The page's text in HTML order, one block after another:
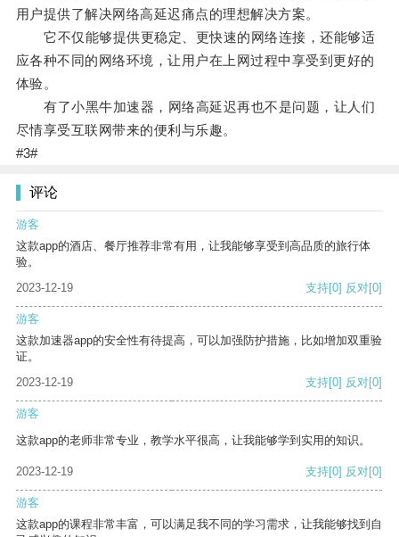
用户提供了解决网络高延迟痛点的理想解决方案。
它不仅能够提供更稳定、更快速的网络连接，还能够适
应各种不同的网络环境，让用户在上网过程中享受到更好的
体验。
有了小黑牛加速器，网络高延迟再也不是问题，让人们
尽情享受互联网带来的便利与乐趣。
#3#
评论
游客
这款app的酒店、餐厅推荐非常有用，让我能够享受到高品质的旅行体
验。
2023-12-19
支持[0] 反对[0]
游客
这款加速器app的安全性有待提高，可以加强防护措施，比如增加双重验
证。
2023-12-19
支持[0] 反对[0]
游客
这款app的老师非常专业，教学水平很高，让我能够学到实用的知识。
2023-12-19 支持[0] 反对[0]
游客
这款app的课程非常丰富，可以满足我不同的学习需求，让我能够找到自